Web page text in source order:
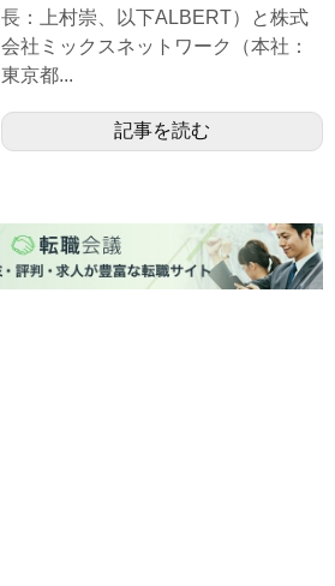
長：上村崇、以下ALBERT）と株式
会社ミックスネットワーク（本社：
東京都...
記事を読む